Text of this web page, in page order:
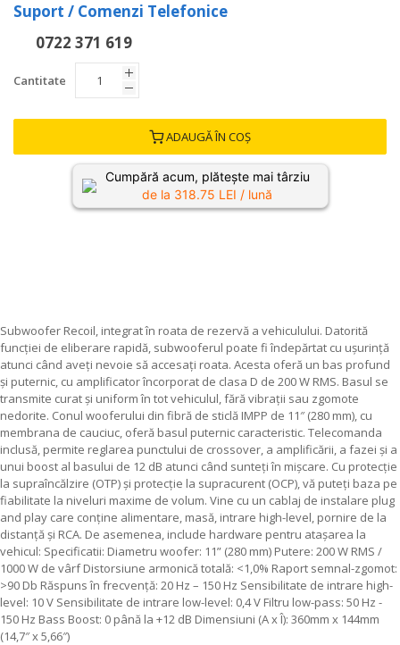
Suport / Comenzi Telefonice
0722 371 619
Cantitate
ADAUGĂ ÎN COȘ
Cumpără acum, plătește mai târziu
de la 318.75 LEI / lună
Subwoofer Recoil, integrat în roata de rezervă a vehiculului. Datorită
funcției de eliberare rapidă, subwooferul poate fi îndepărtat cu ușurință
atunci când aveți nevoie să accesați roata. Acesta oferă un bas profund
și puternic, cu amplificator încorporat de clasa D de 200 W RMS. Basul se
transmite curat și uniform în tot vehiculul, fără vibrații sau zgomote
nedorite. Conul wooferului din fibră de sticlă IMPP de 11″ (280 mm), cu
membrana de cauciuc, oferă basul puternic caracteristic. Telecomanda
inclusă, permite reglarea punctului de crossover, a amplificării, a fazei și a
unui boost al basului de 12 dB atunci când sunteți în mișcare. Cu protecție
la supraîncălzire (OTP) și protecție la supracurent (OCP), vă puteți baza pe
fiabilitate la niveluri maxime de volum. Vine cu un cablaj de instalare plug
and play care conține alimentare, masă, intrare high-level, pornire de la
distanță și RCA. De asemenea, include hardware pentru atașarea la
vehicul: Specificatii: Diametru woofer: 11” (280 mm) Putere: 200 W RMS /
1000 W de vârf Distorsiune armonică totală: <1,0% Raport semnal-zgomot:
>90 Db Răspuns în frecvență: 20 Hz – 150 Hz Sensibilitate de intrare high-
level: 10 V Sensibilitate de intrare low-level: 0,4 V Filtru low-pass: 50 Hz -
150 Hz Bass Boost: 0 până la +12 dB Dimensiuni (A x Î): 360mm x 144mm
(14,7″ x 5,66″)